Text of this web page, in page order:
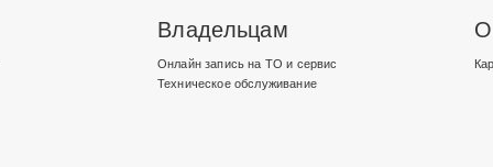
Владельцам
Онлайн запись на ТО и сервис
Техническое обслуживание
О